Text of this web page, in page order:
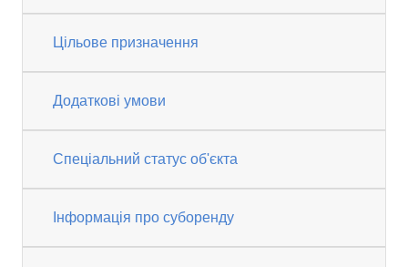
Цільове призначення
Додаткові умови
Спеціальний статус об'єкта
Інформація про суборенду